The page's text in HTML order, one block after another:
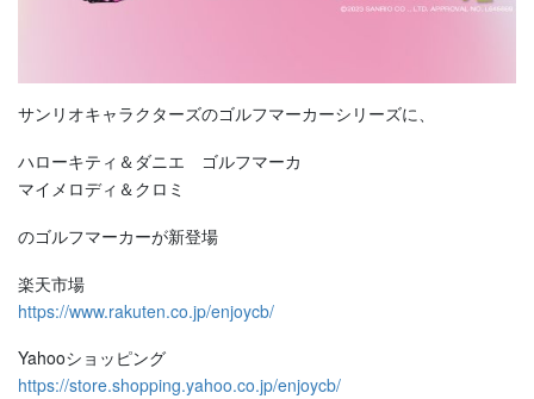
サンリオキャラクターズのゴルフマーカーシリーズに、
ハローキティ＆ダニエ ゴルフマーカ
マイメロディ＆クロミ
のゴルフマーカーが新登場
楽天市場
https://www.rakuten.co.jp/enjoycb/
Yahooショッピング
https://store.shopping.yahoo.co.jp/enjoycb/